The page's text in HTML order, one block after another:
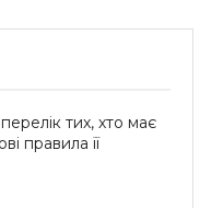
тих, хто має
правила її